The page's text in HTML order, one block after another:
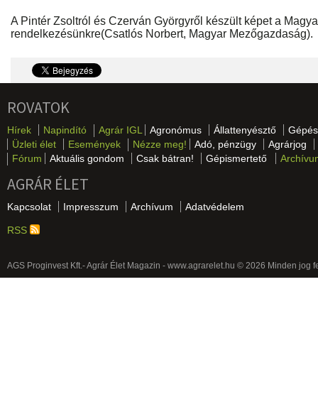
A Pintér Zsoltról és Czerván Györgyről készült képet a
rendelkezésünkre(Csatlós Norbert, Magyar Mezőgazdaság).
ROVATOK
Hírek Napindító Agrár IGL Agronómus Állattenyésztő
Üzleti élet
Események Nézze meg! Adó, pénzügy
Agrárjog
Fórum
Aktuális gondom Csak bátran! Gépismertető
AGRÁR ÉLET
Kapcsolat Impresszum Archívum Adatvédelem
RSS
AGS Proginvest Kft.- Agrár Élet Magazin - www.agrarelet.hu © 2026 Minden jog